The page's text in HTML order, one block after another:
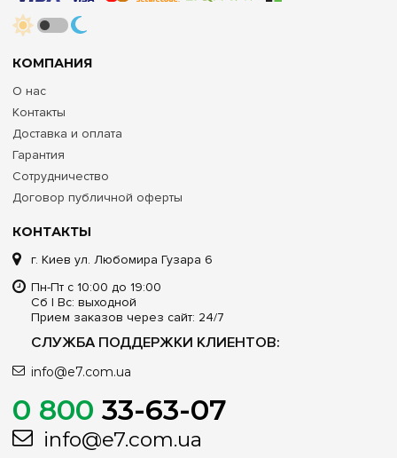
КОНТАКТЫ
г. Киев ул. Любомира Гузара 6
Пн-Пт с 10:00 до 19:00
Сб | Вс: выходной
Прием заказов через сайт: 24/7
СЛУЖБА ПОДДЕРЖКИ КЛИЕНТОВ:
info@e7.com.ua
0 800 33-63-07
info@e7.com.ua
КОМПАНИЯ
О нас
Контакты
Доставка и оплата
Гарантия
Сотрудничество
Договор публичной оферты